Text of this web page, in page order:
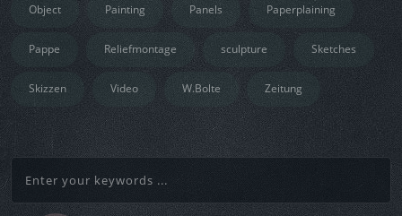
Object Painting Panels Paperplaining
Pappe Reliefmontage sculpture Sketches
Skizzen Video W.Bolte Zeitung